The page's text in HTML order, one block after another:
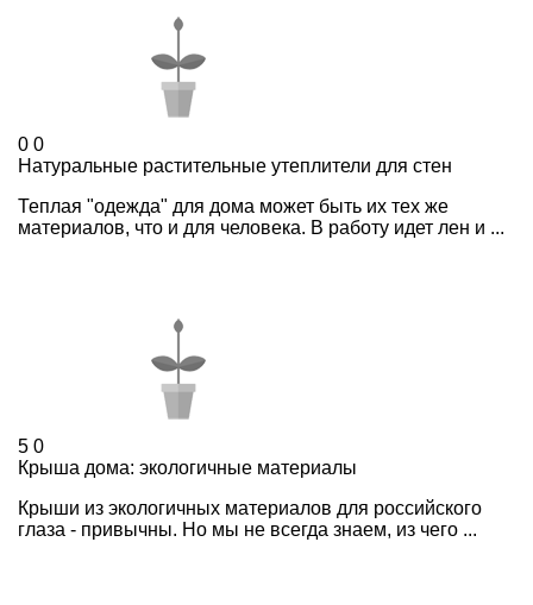
0 0
Натуральные растительные утеплители для стен
Теплая "одежда" для дома может быть их тех же
материалов, что и для человека. В работу идет лен и ...
5 0
Крыша дома: экологичные материалы
Крыши из экологичных материалов для российского
глаза - привычны. Но мы не всегда знаем, из чего ...